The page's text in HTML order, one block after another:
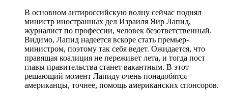
В основном антироссийскую волну сейчас поднял
министр иностранных дел Израиля Яир Лапид,
журналист по профессии, человек безответственный.
Видимо, Лапид надеется вскоре стать премьер-
министром, поэтому так себя ведет. Ожидается, что
правящая коалиция не переживет лета, и тогда пост
главы правительства станет вакантным. В этот
решающий момент Лапиду очень понадобятся
американцы, точнее, помощь американских спонсоров.